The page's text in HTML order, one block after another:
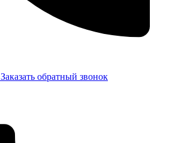
Заказать обратный звонок